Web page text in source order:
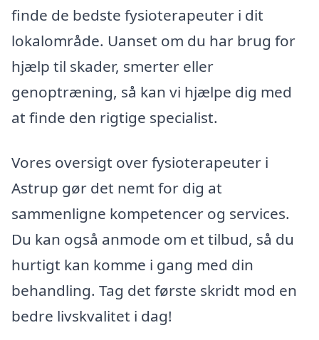
finde de bedste fysioterapeuter i dit
lokalområde. Uanset om du har brug for
hjælp til skader, smerter eller
genoptræning, så kan vi hjælpe dig med
at finde den rigtige specialist.
Vores oversigt over fysioterapeuter i
Astrup gør det nemt for dig at
sammenligne kompetencer og services.
Du kan også anmode om et tilbud, så du
hurtigt kan komme i gang med din
behandling. Tag det første skridt mod en
bedre livskvalitet i dag!